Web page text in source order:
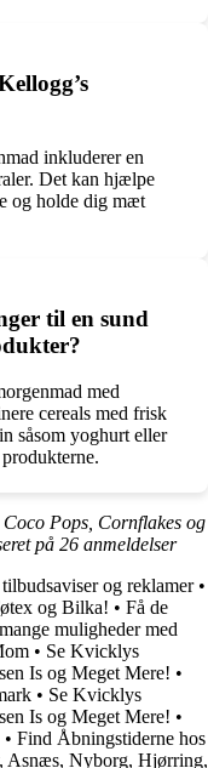
inkluderer en
Det kan hjælpe
og holde dig mæt
til en sund
med
cereals med frisk
såsom yoghurt eller
Pops, Cornflakes og
på 26 anmeldelser
og reklamer•
og Bilka! • Få de
muligheder med
• Se Kvicklys
Is og Meget Mere! •
• Se Kvicklys
Is og Meget Mere! •
• Find Åbningstiderne hos
Asnæs, Nyborg, Hjørring,